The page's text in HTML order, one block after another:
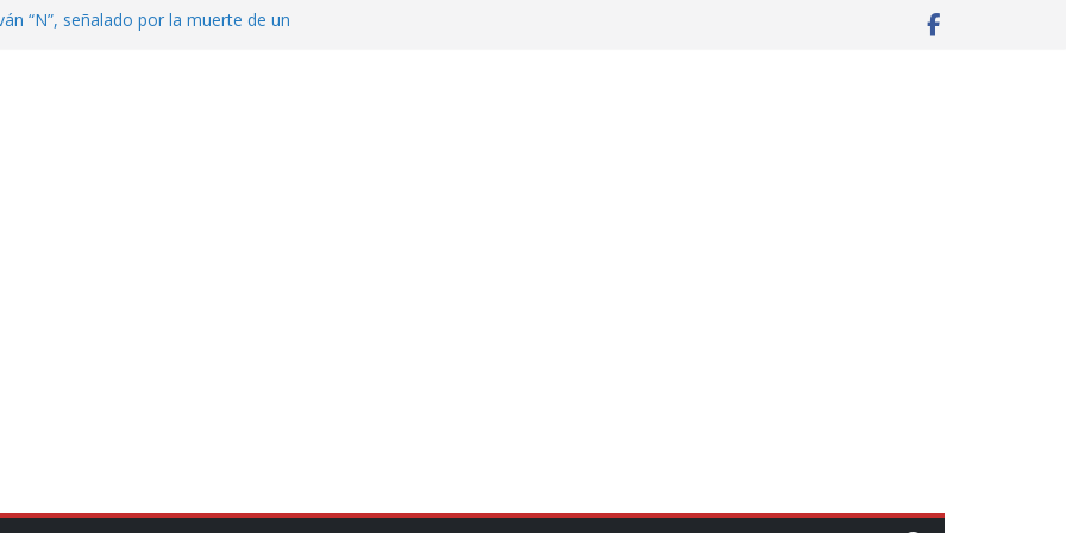
“N”, señalado por la muerte de un
Veracruz; aumentan a 33 los
secos